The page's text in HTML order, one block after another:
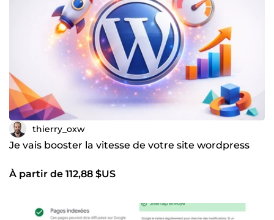
thierry_oxw
Je vais booster la vitesse de votre site wordpress
À partir de 112,88 $US